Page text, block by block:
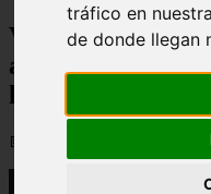
tráfico en
de donde llegan
Video Caries en
a 439% en
higiene bucal
📅 25/03/2026